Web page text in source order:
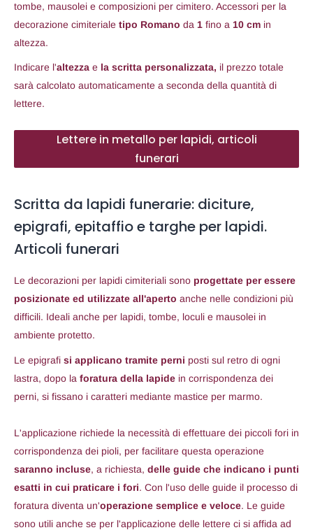
tombe, mausolei e composizioni per cimitero. Accessori per la
decorazione cimiteriale tipo Romano da 1 fino a 10 cm in
altezza.
Indicare l'altezza e la scritta personalizzata, il prezzo totale
sarà calcolato automaticamente a seconda della quantità di
lettere.
Lettere in metallo per lapidi, articoli
funerari
Scritta da lapidi funerarie: diciture,
epigrafi, epitaffio e targhe per lapidi.
Articoli funerari
Le decorazioni per lapidi cimiteriali sono progettate per essere
posizionate ed utilizzate all'aperto anche nelle condizioni più
difficili. Ideali anche per lapidi, tombe, loculi e mausolei in
ambiente protetto.
Le epigrafi si applicano tramite perni posti sul retro di ogni
lastra, dopo la foratura della lapide in corrispondenza dei
perni, si fissano i caratteri mediante mastice per marmo.
L'applicazione richiede la necessità di effettuare dei piccoli fori in
corrispondenza dei pioli, per facilitare questa operazione
saranno incluse, a richiesta, delle guide che indicano i punti
esatti in cui praticare i fori. Con l'uso delle guide il processo di
foratura diventa un'operazione semplice e veloce. Le guide
sono utili anche se per l'applicazione delle lettere ci si affida ad